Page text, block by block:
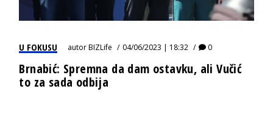
U FOKUSU autorBIZLife 04/06/2023 | 18:32 0
Brnabić: Spremna da dam ostavku, ali Vučić
to za sada odbija